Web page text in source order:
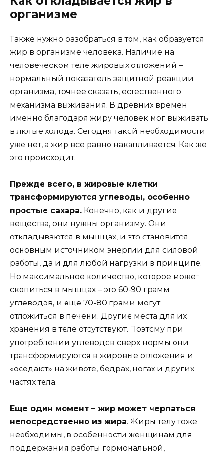
организме
Также нужно разобраться в том, как образуется
жир в организме человека. Наличие на
человеческом теле жировых отложений –
нормальный показатель защитной реакции
организма, точнее сказать, естественного
механизма выживания. В древних времен
именно благодаря жиру человек мог выживать
в лютые холода. Сегодня такой необходимости
уже нет, а жир все равно накапливается. Как же
это происходит.
Прежде всего, в жировые клетки
трансформируются углеводы, особенно
простые сахара. Конечно, как и другие
вещества, они нужны организму. Они
откладываются в мышцах, и это становится
основным источником энергии для силовой
работы, да и для любой нагрузки в принципе.
Но максимальное количество, которое может
скопиться в мышцах – это 60-90 грамм
углеводов, и еще 70-80 грамм могут
отложиться в печени. Другие места для их
хранения в теле отсутствуют. Поэтому при
употреблении углеводов сверх нормы они
трансформируются в жировые отложения и
«оседают» на животе, бедрах, ногах и других
частях тела.
Еще один момент – жир может черпаться
непосредственно из жира. Жиры телу тоже
необходимы, в особенности женщинам для
поддержания работы гормональной,